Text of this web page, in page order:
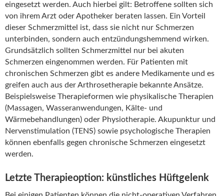
eingesetzt werden. Auch hierbei gilt: Betroffene sollten sich
von ihrem Arzt oder Apotheker beraten lassen. Ein Vorteil
dieser Schmerzmittel ist, dass sie nicht nur Schmerzen
unterbinden, sondern auch entzündungshemmend wirken.
Grundsätzlich sollten Schmerzmittel nur bei akuten
Schmerzen eingenommen werden. Für Patienten mit
chronischen Schmerzen gibt es andere Medikamente und es
greifen auch aus der Arthrosetherapie bekannte Ansätze.
Beispielsweise Therapieformen wie physikalische Therapien
(Massagen, Wasseranwendungen, Kälte- und
Wärmebehandlungen) oder Physiotherapie. Akupunktur und
Nervenstimulation (TENS) sowie psychologische Therapien
können ebenfalls gegen chronische Schmerzen eingesetzt
werden.
Letzte Therapieoption: künstliches Hüftgelenk